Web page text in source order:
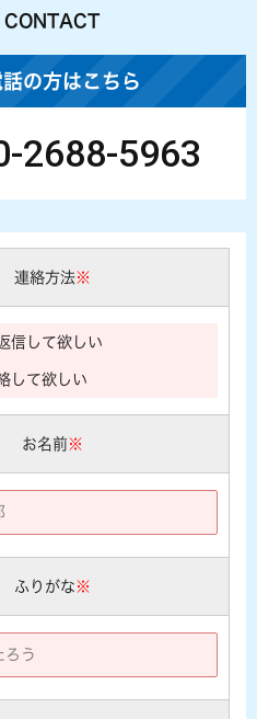
CONTACT
の方はこちら
2688-5963
連絡方法※
信して欲しい
して欲しい
お名前※
ふりがな ※